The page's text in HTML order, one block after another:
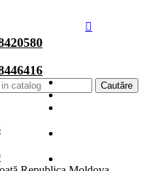
Cautăre